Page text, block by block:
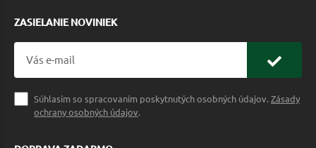
ZASIELANIE NOVINIEK
Súhlasím so spracovaním poskytnutých osobných údajov.Zásady
ochrany osobných údajov.